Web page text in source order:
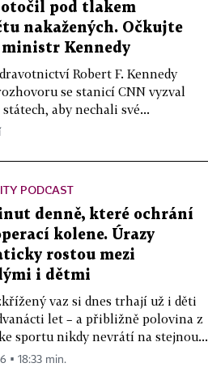
pod tlakem
nakažených. Očkujte
ministr Kennedy
Robert F. Kennedy
se stanicí CNN vyzval
aby nechali své...
PODCAST
denně, které ochrání
kolene. Úrazy
rostou mezi
i dětmi
vaz si dnes trhají už i děti
let – a přibližně polovina z
sportu nikdy nevrátí na stejnou...
▪ 18:33 min.